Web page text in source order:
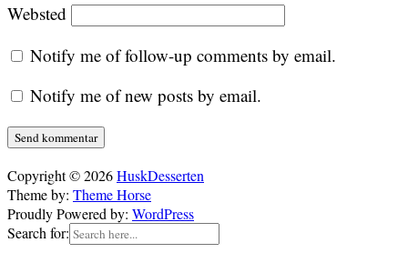
Websted
Notify me of follow-up comments by email.
Notify me of new posts by email.
Copyright © 2026HuskDesserten
Theme by: Theme Horse
Proudly Powered by: WordPress
Search for: